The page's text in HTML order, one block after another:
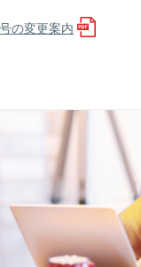
の変更案内